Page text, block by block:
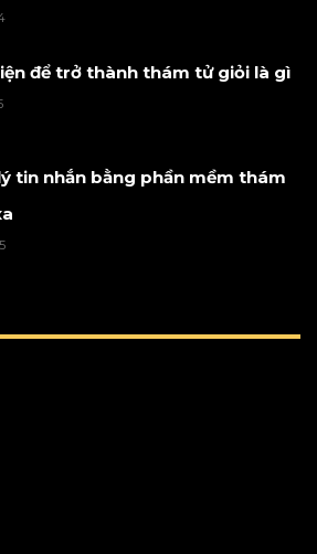
để trở thành thám tử giỏi là gì
tin nhắn bằng phần mềm thám